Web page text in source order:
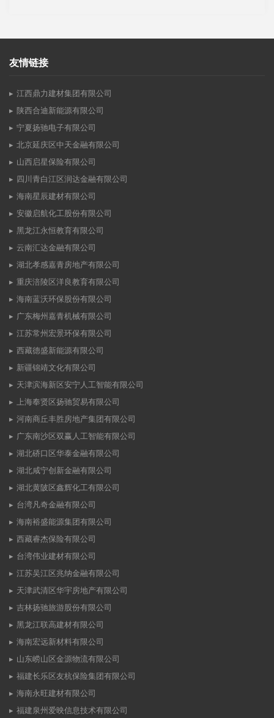
友情链接
江西鼎力建材集团有限公司
陕西合迪新能源有限公司
宁夏扬驰电子有限公司
北京延庆区中天金融有限公司
山西启星保险有限公司
四川青白江区润达金融有限公司
海南星辰建材有限公司
安徽启航化工股份有限公司
黑龙江永恒教育有限公司
云南汇达金融有限公司
湖北孝感嘉青房地产有限公司
重庆涪陵区洋良教育有限公司
海南蓝沃环保股份有限公司
广东梅州嘉青机械有限公司
江苏常州宏景环保有限公司
西藏德盛新能源有限公司
新疆锦靖文化有限公司
天津滨海新区安宁人工智能有限公司
上海奉贤区扬驰贸易有限公司
河南商丘丰胜房地产集团有限公司
广东南沙区双赢人工智能有限公司
湖北硚口区华泰金融有限公司
湖北咸宁创新金融有限公司
湖北黄陂区鑫辉化工有限公司
台湾凡奇金融有限公司
海南裕盛能源集团有限公司
西藏睿杰保险有限公司
台湾伟业建材有限公司
江苏吴江区兆纳金融有限公司
天津武清区华宇房地产有限公司
吉林扬驰旅游股份有限公司
黑龙江联高建材有限公司
海南宏远新材料有限公司
山东崂山区金源物流有限公司
福建长乐区友杭保险集团有限公司
海南永旺建材有限公司
福建泉州爱映信息技术有限公司